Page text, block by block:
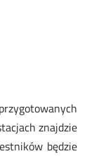
znajdzie
będzie